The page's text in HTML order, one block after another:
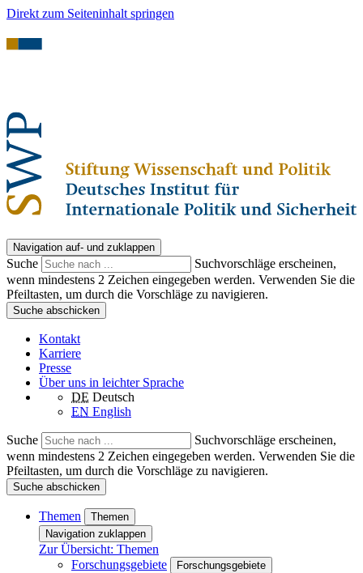
Direkt zum Seiteninhalt springen
Navigation auf- und zuklappen
Suche
Suchvorschläge erscheinen,
wenn mindestens 2 Zeichen eingegeben werden. Verwenden Sie die
Pfeiltasten, um durch die Vorschläge zu navigieren.
Suche abschicken
Kontakt
Karriere
Presse
Über uns in leichter Sprache
DE Deutsch
EN English
Suche
Suchvorschläge erscheinen,
wenn mindestens 2 Zeichen eingegeben werden. Verwenden Sie die
Pfeiltasten, um durch die Vorschläge zu navigieren.
Suche abschicken
Themen
Themen
Navigation zuklappen
Zur Übersicht: Themen
Forschungsgebiete
Forschungsgebiete